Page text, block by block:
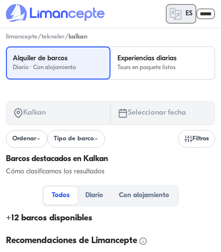
ES
limancepte/tekneler/kalkan
Alquiler de barcos
Diario · Con alojamiento
Experiencias diarias
Tours en paquete listos
Kalkan Seleccionar fecha
Ordenar Tipo de barco Filtros
Barcos destacados en Kalkan
Cómo clasificamos los resultados
Todos Diario Con alojamiento
+12 barcos disponibles
Recomendaciones de Limancepte